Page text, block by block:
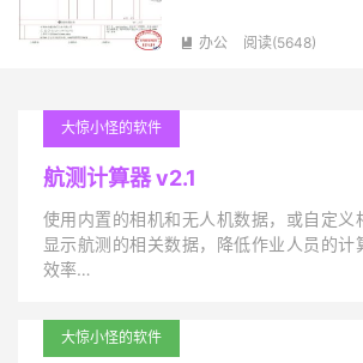
 办公 阅读(5648)
大惊小怪的软件
航测计算器 v2.1
使用内置的相机和无人机数据，或自定义
显示航测的相关数据，降低作业人员的计
效率…
大惊小怪的软件